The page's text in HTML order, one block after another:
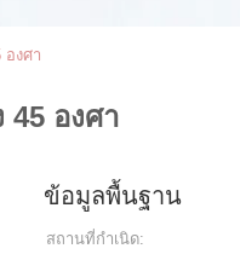
องศา
45 องศา
ข้อมูลพื้นฐาน
สถานที่กำเนิด: